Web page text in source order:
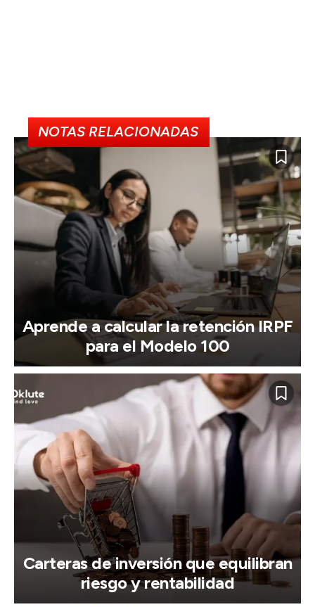
NOTAS RELACIONADAS
Aprende a calcular la retención IRPF
para el Modelo 100
Carteras de inversión que equilibran
riesgo y rentabilidad